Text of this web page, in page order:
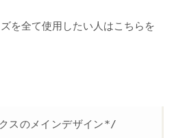
を全て使用したい人はこちらを
スのメインデザイン*/